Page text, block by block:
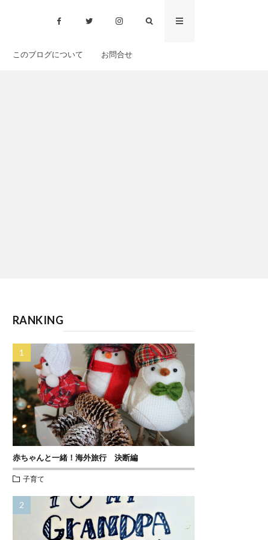
このブログについて お問合せ
RANKING
赤ちゃんと一緒！海外旅行 決断編
子育て